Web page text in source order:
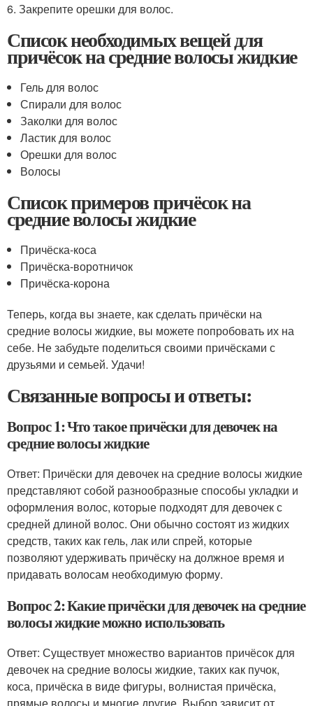
6. Закрепите орешки для волос.
Список необходимых вещей для
причёсок на средние волосы жидкие
Гель для волос
Спирали для волос
Заколки для волос
Ластик для волос
Орешки для волос
Волосы
Список примеров причёсок на
средние волосы жидкие
Причёска-коса
Причёска-воротничок
Причёска-корона
Теперь, когда вы знаете, как сделать причёски на
средние волосы жидкие, вы можете попробовать их на
себе. Не забудьте поделиться своими причёсками с
друзьями и семьей. Удачи!
Связанные вопросы и ответы:
Вопрос 1: Что такое причёски для девочек на
средние волосы жидкие
Ответ: Причёски для девочек на средние волосы жидкие
представляют собой разнообразные способы укладки и
оформления волос, которые подходят для девочек с
средней длиной волос. Они обычно состоят из жидких
средств, таких как гель, лак или спрей, которые
позволяют удерживать причёску на должное время и
придавать волосам необходимую форму.
Вопрос 2: Какие причёски для девочек на средние
волосы жидкие можно использовать
Ответ: Существует множество вариантов причёсок для
девочек на средние волосы жидкие, таких как пучок,
коса, причёска в виде фигуры, волнистая причёска,